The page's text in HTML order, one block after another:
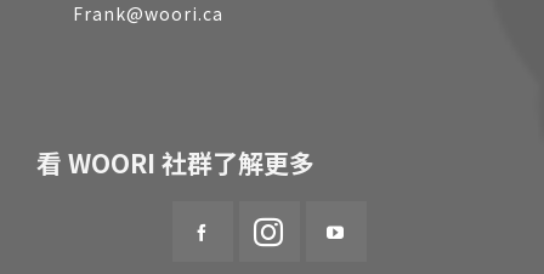
Frank@woori.ca
看 WOORI 社群了解更多